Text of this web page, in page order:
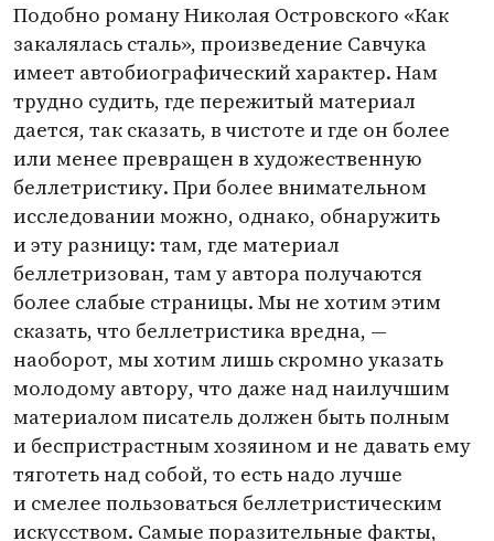
Подобно роману Николая Островского «Как
закалялась сталь», произведение Савчука
имеет автобиографический характер. Нам
трудно судить, где пережитый материал
дается, так сказать, в чистоте и где он более
или менее превращен в художественную
беллетристику. При более внимательном
исследовании можно, однако, обнаружить
и эту разницу: там, где материал
беллетризован, там у автора получаются
более слабые страницы. Мы не хотим этим
сказать, что беллетристика вредна, —
наоборот, мы хотим лишь скромно указать
молодому автору, что даже над наилучшим
материалом писатель должен быть полным
и беспристрастным хозяином и не давать ему
тяготеть над собой, то есть надо лучше
и смелее пользоваться беллетристическим
искусством. Самые поразительные факты,